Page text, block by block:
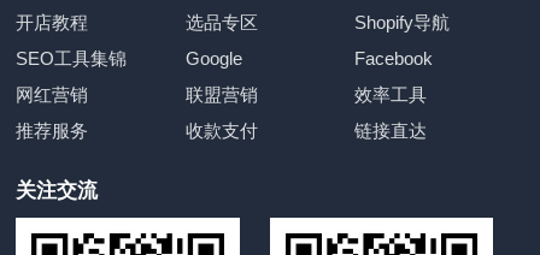
开店教程
选品专区
Shopify导航
SEO工具集锦
Google
Facebook
网红营销
联盟营销
效率工具
推荐服务
收款支付 链接直达
关注交流